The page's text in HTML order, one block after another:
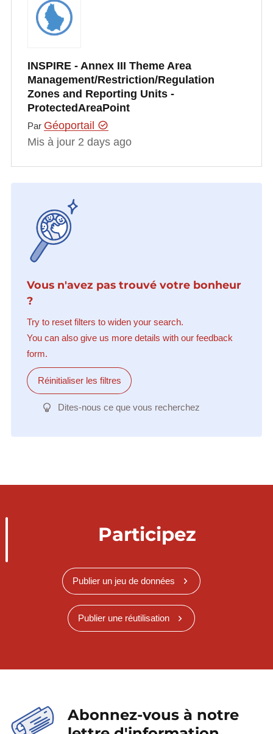
INSPIRE - Annex III Theme Area
Management/Restriction/Regulation
Zones and Reporting Units -
ProtectedAreaPoint
Par Géoportail
Mis à jour 2 days ago
Vous n'avez pas trouvé votre bonheur
?
Try to reset filters to widen your search.
You can also give us more details with our feedback
form.
Réinitialiser les filtres
Dites-nous ce que vous recherchez
Participez
Publier un jeu de données
Publier une réutilisation
Abonnez-vous à notre